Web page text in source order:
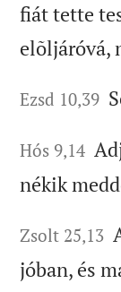
fiát tette
elõljáróvá,
Ezsd 10,39
Hós 9,14
nékik
Zsolt 25,13
jóban, és